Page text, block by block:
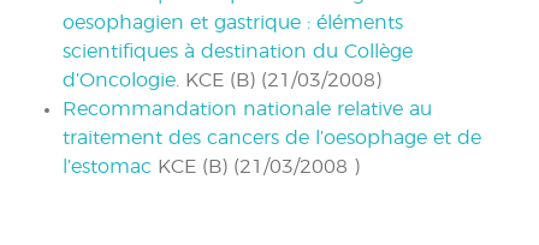
oesophagien et gastrique : éléments
scientifiques à destination du Collège
d’Oncologie.
KCE (B) (21/03/2008)
Recommandation nationale relative au
traitement des cancers de l’oesophage et de
l’estomac KCE (B) (21/03/2008 )